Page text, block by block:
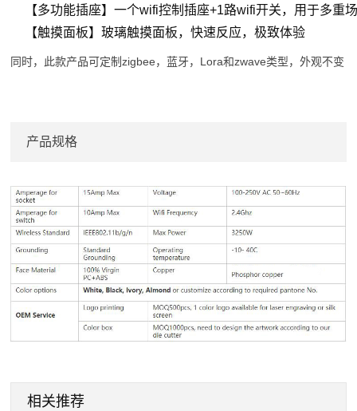
【多功能插座】一个wifi控制插座+1路wifi开关，用于多重
【触摸面板】玻璃触摸面板，快速反应，极致体验
同时，此款产品可定制zigbee，蓝牙，Lora和zwave类型，外观不变
产品规格
相关推荐